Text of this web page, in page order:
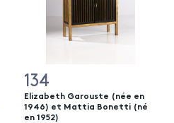
134
Elizabeth Garouste (née en
1946) et Mattia Bonetti (né
en 1952)